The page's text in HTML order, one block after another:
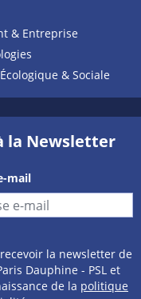
& Entreprise
& Sociale
la Newsletter
mail
la newsletter de
Dauphine - PSL et
de la politique